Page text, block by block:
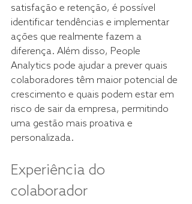
satisfação e retenção, é possível
identificar tendências e implementar
ações que realmente fazem a
diferença. Além disso, People
Analytics pode ajudar a prever quais
colaboradores têm maior potencial de
crescimento e quais podem estar em
risco de sair da empresa, permitindo
uma gestão mais proativa e
personalizada.
Experiência do
colaborador